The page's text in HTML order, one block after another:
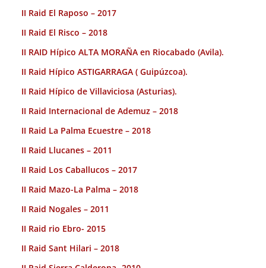
II Raid El Raposo – 2017
II Raid El Risco – 2018
II RAID Hípico ALTA MORAÑA en Riocabado (Avila).
II Raid Hípico ASTIGARRAGA ( Guipúzcoa).
II Raid Hípico de Villaviciosa (Asturias).
II Raid Internacional de Ademuz – 2018
II Raid La Palma Ecuestre – 2018
II Raid Llucanes – 2011
II Raid Los Caballucos – 2017
II Raid Mazo-La Palma – 2018
II Raid Nogales – 2011
II Raid rio Ebro- 2015
II Raid Sant Hilari – 2018